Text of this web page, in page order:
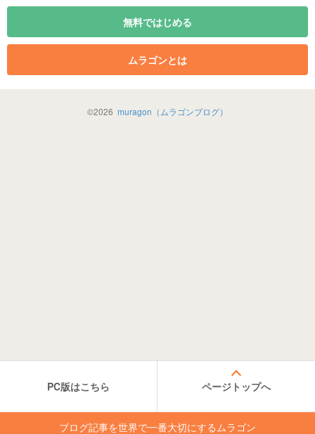
無料ではじめる
ムラゴンとは
©2026 muragon（ムラゴンブログ）
PC版はこちら ページトップへ
ブログ記事を世界で一番大切にするムラゴン